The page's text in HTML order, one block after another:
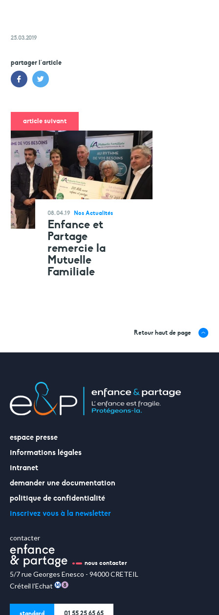
25.03.2019
partager l'article
article suivant
08.04.19 Nos Actualités
Enfance et
Partage
remercie la
Mutuelle
Familiale
Retour haut de page
espace presse
informations légales
intranet
demander une documentation
politique de confidentialité
inscrivez vous à la newsletter
contacter
nous contacter
5/7 rue Georges Enesco - 94000 CRETEIL
Créteil l’Echat